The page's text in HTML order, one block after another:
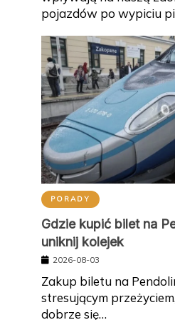
pojazdów po wypiciu
PORADY
Gdzie kupić bilet na
uniknij kolejek
2026-08-03
Zakup biletu na
stresującym
dobrze się…